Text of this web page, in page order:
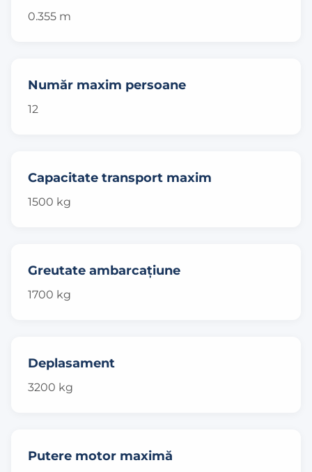
0.355 m
Număr maxim persoane
12
Capacitate transport maxim
1500 kg
Greutate ambarcațiune
1700 kg
Deplasament
3200 kg
Putere motor maximă